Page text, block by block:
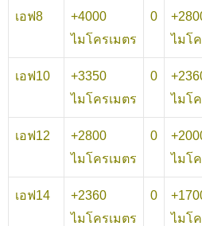
เอฟ8
+4000
ไมโครเมตร
0
ไมโ
เอฟ10
+3350
ไมโครเมตร
0
ไมโ
เอฟ12
+2800
ไมโครเมตร
0
ไมโ
เอฟ14
+2360
ไมโครเมตร
0
ไมโ